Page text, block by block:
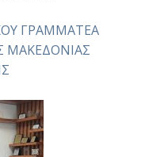
ΓΡΑΜΜΑΤΕΑ
ΜΑΚΕΔΟΝΙΑΣ